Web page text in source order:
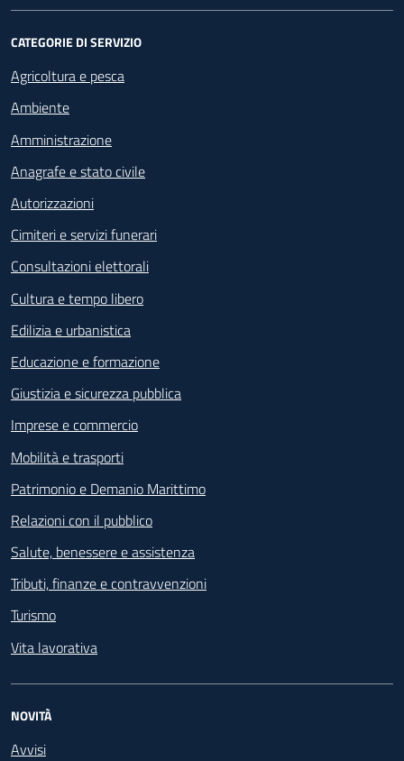
CATEGORIE DI SERVIZIO
Agricoltura e pesca
Ambiente
Amministrazione
Anagrafe e stato civile
Autorizzazioni
Cimiteri e servizi funerari
Consultazioni elettorali
Cultura e tempo libero
Edilizia e urbanistica
Educazione e formazione
Giustizia e sicurezza pubblica
Imprese e commercio
Mobilità e trasporti
Patrimonio e Demanio Marittimo
Relazioni con il pubblico
Salute, benessere e assistenza
Tributi, finanze e contravvenzioni
Turismo
Vita lavorativa
NOVITÀ
Avvisi